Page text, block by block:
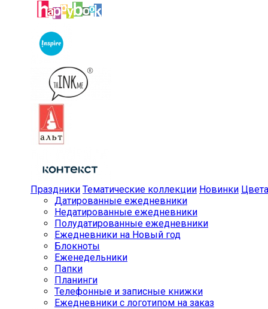
Праздники Тематические коллекции Новинки Цвета
Датированные ежедневники
Недатированные ежедневники
Полудатированные ежедневники
Ежедневники на Новый год
Блокноты
Еженедельники
Папки
Планинги
Телефонные и записные книжки
Ежедневники с логотипом на заказ